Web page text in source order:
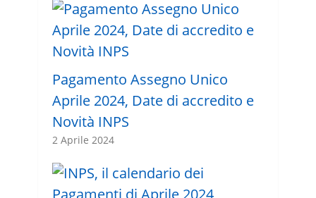
Pagamento Assegno Unico
Aprile 2024, Date di accredito e
Novità INPS
2 Aprile 2024